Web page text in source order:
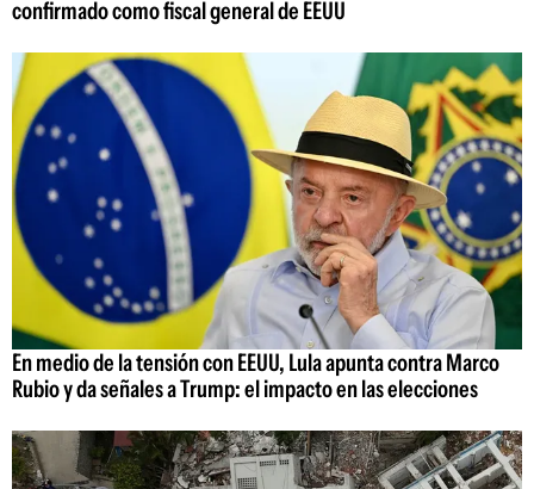
confirmado como fiscal general de EEUU
En medio de la tensión con EEUU, Lula apunta contra Marco
Rubio y da señales a Trump: el impacto en las elecciones